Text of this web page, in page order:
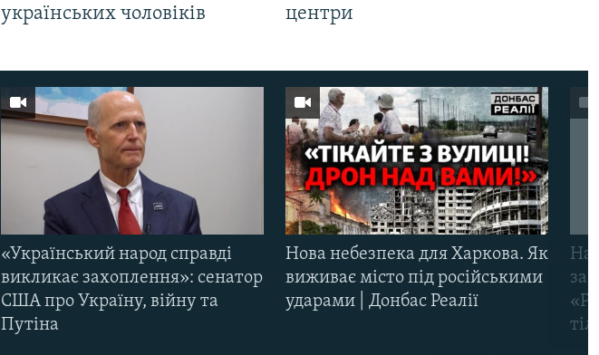
українських чоловіків
центри
«Український народ справді
викликає захоплення»: сенатор
США про Україну, війну та
Путіна
Нова небезпека для Харкова. Як
виживає місто під російськими
ударами | Донбас Реалії